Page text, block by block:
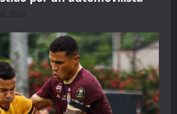
2026
🔥 LIMITED TIME OFFER
15%Off Your First
and get 15% offyour first hotel reservation. No
automatically!